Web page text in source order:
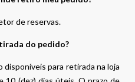
de reservas.
do pedido?
para retirada na loja